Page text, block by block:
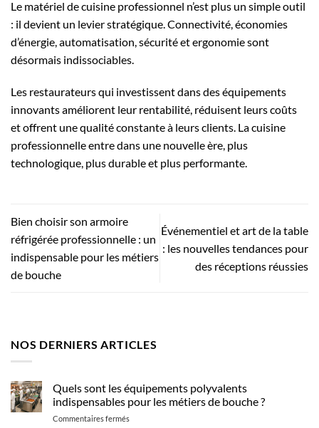
Le matériel de cuisine professionnel n’est plus un simple outil
: il devient un levier stratégique. Connectivité, économies
d’énergie, automatisation, sécurité et ergonomie sont
désormais indissociables.
Les restaurateurs qui investissent dans des équipements
innovants améliorent leur rentabilité, réduisent leurs coûts
et offrent une qualité constante à leurs clients. La cuisine
professionnelle entre dans une nouvelle ère, plus
technologique, plus durable et plus performante.
Bien choisir son armoire
réfrigérée professionnelle : un
indispensable pour les métiers
de bouche
Événementiel et art de la table
: les nouvelles tendances pour
des réceptions réussies
NOS DERNIERS ARTICLES
Quels sont les équipements polyvalents
indispensables pour les métiers de bouche ?
Commentaires ferméssur